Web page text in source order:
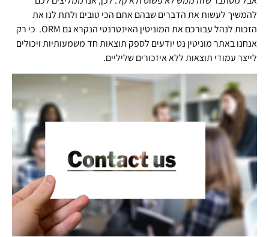
להמשיך לעשות את הדברים שבהם אתם הכי טובים ולתת לנו את
הזכות לנהל עבורכם את המוניטין האינטרנטי הנקרא גם ORM. כי רק
אנחנו באתר מוניטין נט יודעים לספק תוצאות חד משמעותיות ויכולים
לייצר עמודי תוצאות ללא איזכורים שליליים.